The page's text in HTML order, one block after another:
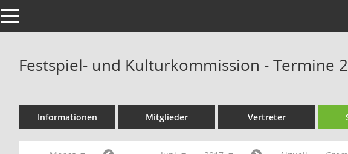
Toggle navigation
Festspiel- und Kulturkommission - Termine
Informationen Mitglieder Vertreter